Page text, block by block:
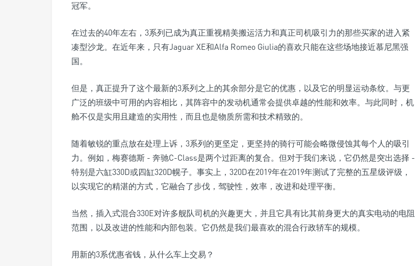
冠军。
在过去的40年左右，3系列已成为真正重视精美搬运活力和真正司机吸引力的那些买家的进入紧
凑型沙龙。在近年来，只有Jaguar XE和Alfa Romeo Giulia的喜欢只能在这些场地接近慕尼黑强
国。
但是，真正提升了这个最新的3系列之上的其余部分是它的优惠，以及它的明显运动条纹。与更
广泛的班级中可用的内容相比，其阵容中的发动机通常会提供卓越的性能和效率。与此同时，机
舱不仅是实用且建​​造的实用性，而且也是物质所需和技术精致的。
随着敏锐的重点放在处理上诉，3系列的更坚定，更坚持的骑行可能会略微侵蚀其每个人的吸引
力。例如，梅赛德斯 - 奔驰C-Class是两个过距离的复合。但对于我们来说，它仍然是突出选择 -
特别是六缸330D或四缸320D幌子。事实上，320D在2019年在2019年测试了完整的五星级评级，
以实现它的精湛的方式，它融合了步伐，驾驶性，效率，改进和处理平衡。
当然，插入式混合330E对许多舰队司机的兴趣更大，并且它具有比其前身更大的真实电动的电阻
范围，以及改进的性能和内部包装。它仍然是我们最喜欢的混合行政轿车的规模。
用新的3系优惠省钱，从什么车上交易？